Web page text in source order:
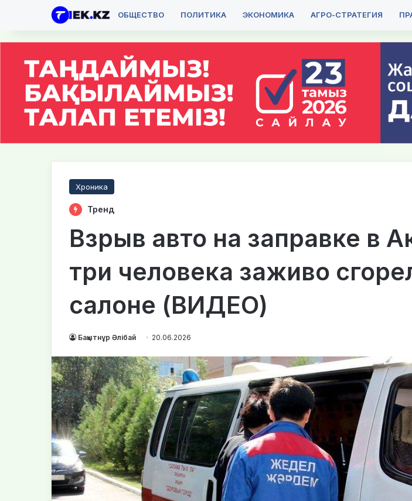
ОБЩЕСТВО ПОЛИТИКА ЭКОНОМИКА АГРО-СТРАТЕГИЯ
Хроника
Тренд
Взрыв авто на заправке в
три человека заживо
салоне (ВИДЕО)
Бақытнұр Әлібай 20.06.2026